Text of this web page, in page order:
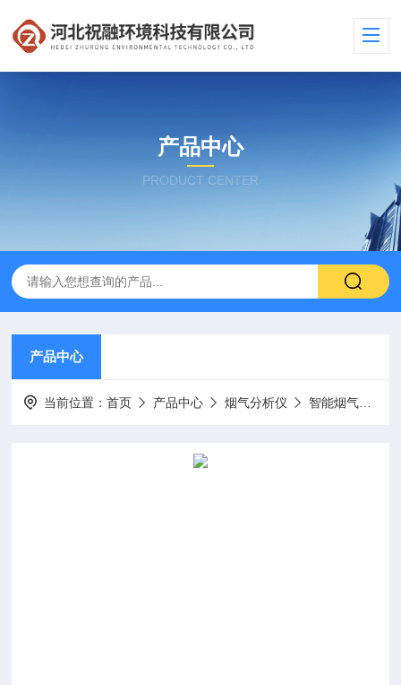
产品中心
PRODUCT CENTER
产品中心
当前位置：首页 产品中心 烟气分析仪 智能烟气分析仪